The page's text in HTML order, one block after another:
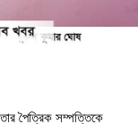
পৈত্রিক সম্পত্তিকে